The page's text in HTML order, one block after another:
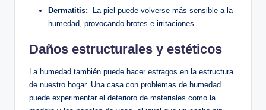
Dermatitis: ​ La ​piel puede volverse más sensible a la‌
humedad, provocando brotes e irritaciones.
Daños estructurales ⁢y estéticos
La humedad también puede​ hacer estragos en la estructura⁤
de nuestro hogar. Una casa con⁤ problemas de humedad
puede experimentar el‍ deterioro ‍de materiales como la